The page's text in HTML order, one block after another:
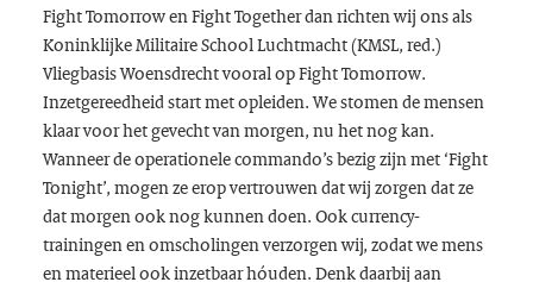
Fight Tomorrowen Fight Togetherdan richten wij ons als
Koninklijke Militaire School Luchtmacht (KMSL, red.)
Vliegbasis Woensdrecht vooral opFight Tomorrow.
Inzetgereedheid start met opleiden. We stomen de mensen
klaar voor het gevecht van morgen, nu het nog kan.
Wanneer de operationele commando’s bezig zijn met ‘Fight
Tonight’, mogen ze erop vertrouwen dat wij zorgen dat ze
dat morgen ook nog kunnen doen. Ook currency-
trainingen en omscholingen verzorgen wij, zodat we mens
en materieel ook inzetbaar hóuden. Denk daarbij aan